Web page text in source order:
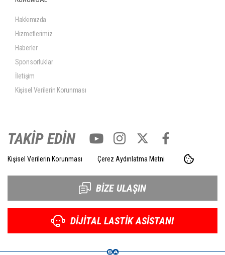
Hakkımızda
Hizmetlerimiz
Haberler
Sponsorluklar
İletişim
Kişisel Verilerin Korunması
TAKİP EDİN
Kişisel Verilerin Korunması Çerez Aydınlatma Metni
BİZE ULAŞIN
DİJİTAL LASTİK ASİSTANI